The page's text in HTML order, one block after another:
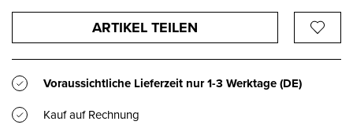
ARTIKEL TEILEN
Voraussichtliche Lieferzeit nur1-3 Werktage(DE)
Kauf auf Rechnung